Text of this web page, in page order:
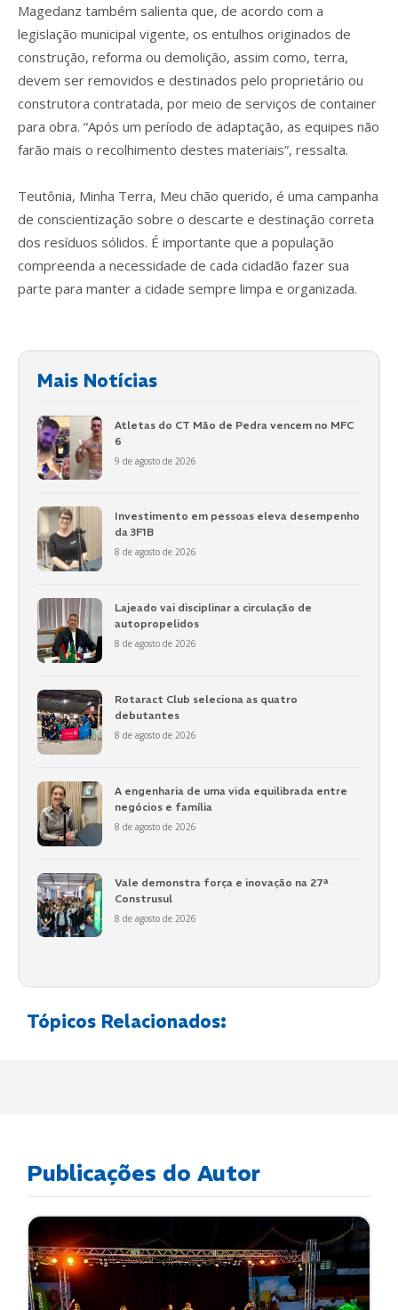
Magedanz também salienta que, de acordo com a
legislação municipal vigente, os entulhos originados de
construção, reforma ou demolição, assim como, terra,
devem ser removidos e destinados pelo proprietário ou
construtora contratada, por meio de serviços de container
para obra. “Após um período de adaptação, as equipes não
farão mais o recolhimento destes materiais”, ressalta.
Teutônia, Minha Terra, Meu chão querido, é uma campanha
de conscientização sobre o descarte e destinação correta
dos resíduos sólidos. É importante que a população
compreenda a necessidade de cada cidadão fazer sua
parte para manter a cidade sempre limpa e organizada.
Mais Notícias
Atletas do CT Mão de Pedra vencem no MFC
6
9 de agosto de 2026
Investimento em pessoas eleva desempenho
da 3F1B
8 de agosto de 2026
Lajeado vai disciplinar a circulação de
autopropelidos
8 de agosto de 2026
Rotaract Club seleciona as quatro
debutantes
8 de agosto de 2026
A engenharia de uma vida equilibrada entre
negócios e família
8 de agosto de 2026
Vale demonstra força e inovação na 27ª
Construsul
8 de agosto de 2026
Tópicos Relacionados:
Publicações do Autor